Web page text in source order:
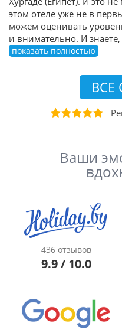
этом отеле уже не в
можем оценивать
и внимательно. И
показать полностью
ВСЕ
Ваши
436 отзывов
9.9 / 10.0